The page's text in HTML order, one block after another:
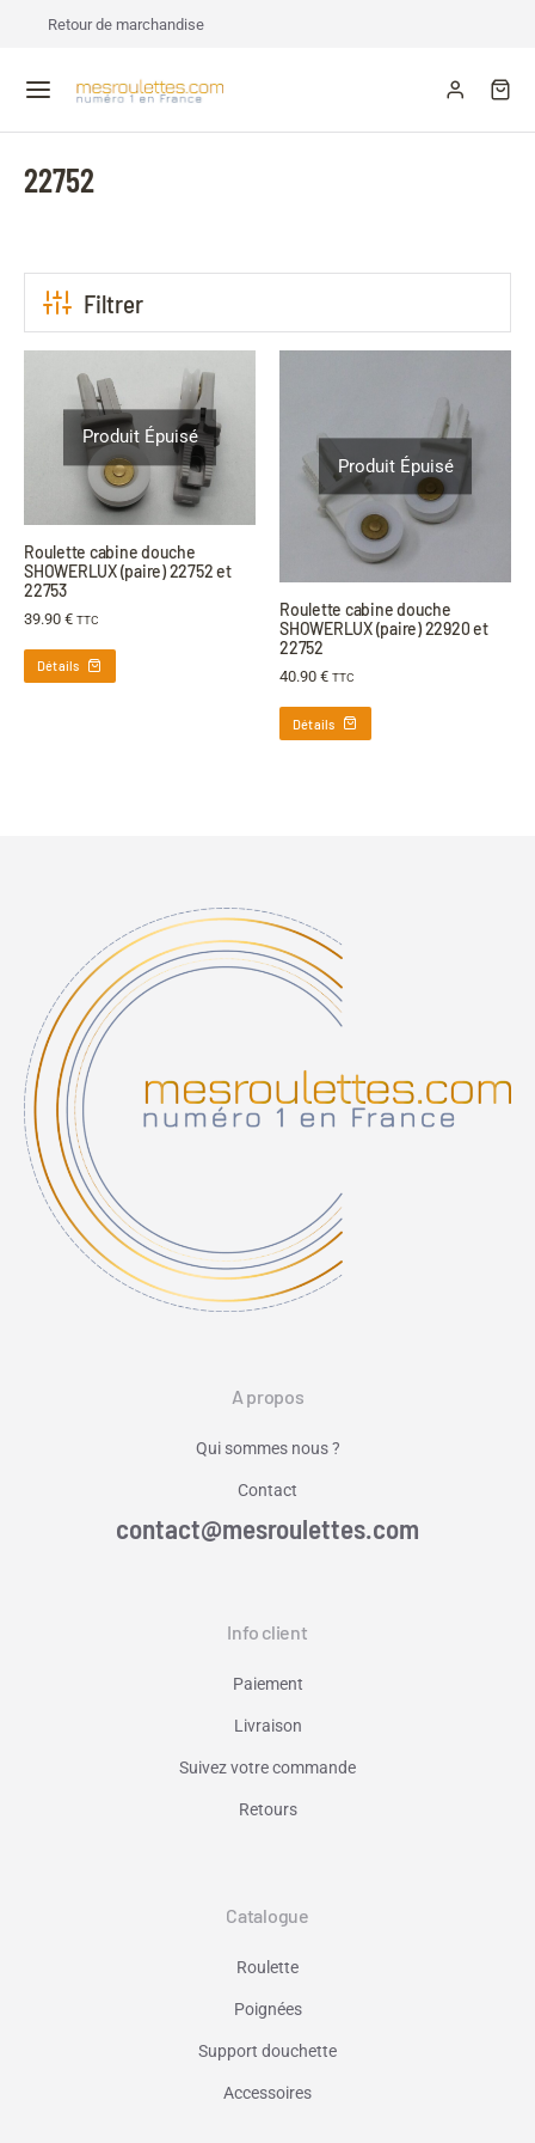
Retour de marchandise
22752
Filtrer
Produit Épuisé
Roulette cabine douche
SHOWERLUX (paire) 22752 et
22753
39.90 € TTC
Détails
Produit Épuisé
Roulette cabine douche
SHOWERLUX (paire) 22920 et
22752
40.90 € TTC
Détails
A propos
Qui sommes nous ?
Contact
contact@mesroulettes.com
Info client
Paiement
Livraison
Suivez votre commande
Retours
Catalogue
Roulette
Poignées
Support douchette
Accessoires